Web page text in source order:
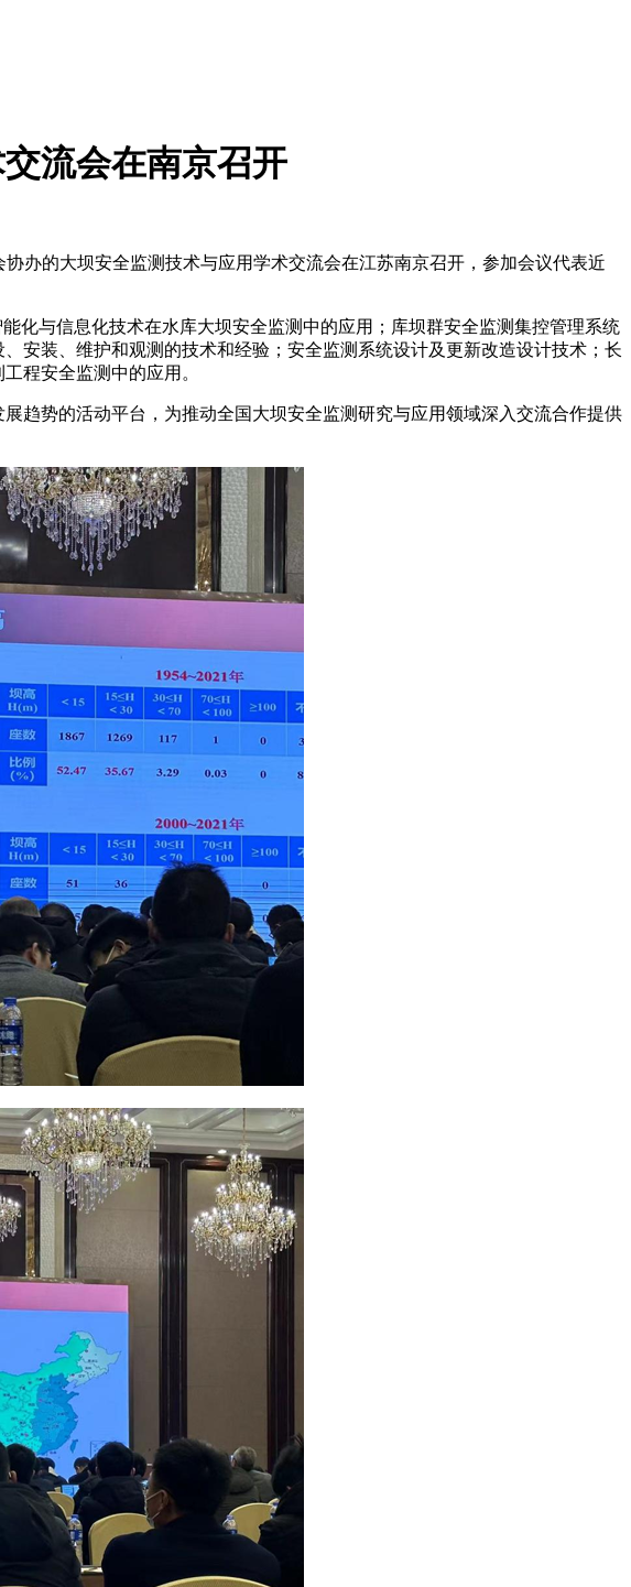
流会在南京召开
办的大坝安全监测技术与应用学术交流会在江苏南京召开，参加会议代表近
化与信息化技术在水库大坝安全监测中的应用；库坝群安全监测集控管理系统
安装、维护和观测的技术和经验；安全监测系统设计及更新改造设计技术；长
程安全监测中的应用。
趋势的活动平台，为推动全国大坝安全监测研究与应用领域深入交流合作提供